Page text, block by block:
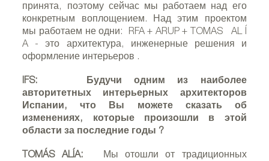
принята, поэтому сейчас мы работаем над его
конкретным воплощением. Над этим проектом
мы работаем не одни: RFA+ ARUP+ TOMAS AL Í
A - это архитектура, инженерные решения и
оформление интерьеров .
IFS:
Будучи одним из наиболее
авторитетных интерьерных архитекторов
Испании, что Вы можете сказать об
изменениях, которые произошли в этой
области за последние годы ?
TOMÁS ALÍA:
Мы отошли от традиционных